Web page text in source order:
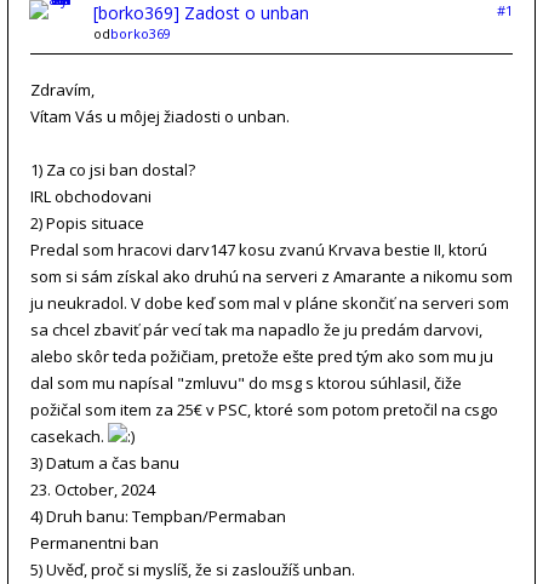
[borko369] Zadost o unban
#1
odborko369
Zdravím,
Vítam Vás u môjej žiadosti o unban.
1) Za co jsi ban dostal?
IRL obchodovani
2) Popis situace
Predal som hracovi darv147 kosu zvanú Krvava bestie II, ktorú
som si sám získal ako druhú na serveri z Amarante a nikomu som
ju neukradol. V dobe keď som mal v pláne skončiť na serveri som
sa chcel zbaviť pár vecí tak ma napadlo že ju predám darvovi,
alebo skôr teda požičiam, pretože ešte pred tým ako som mu ju
dal som mu napísal "zmluvu" do msg s ktorou súhlasil, čiže
požičal som item za 25€ v PSC, ktoré som potom pretočil na csgo
casekach.
3) Datum a čas banu
23. October, 2024
4) Druh banu: Tempban/Permaban
Permanentni ban
5) Uvěď, proč si myslíš, že si zasloužíš unban.